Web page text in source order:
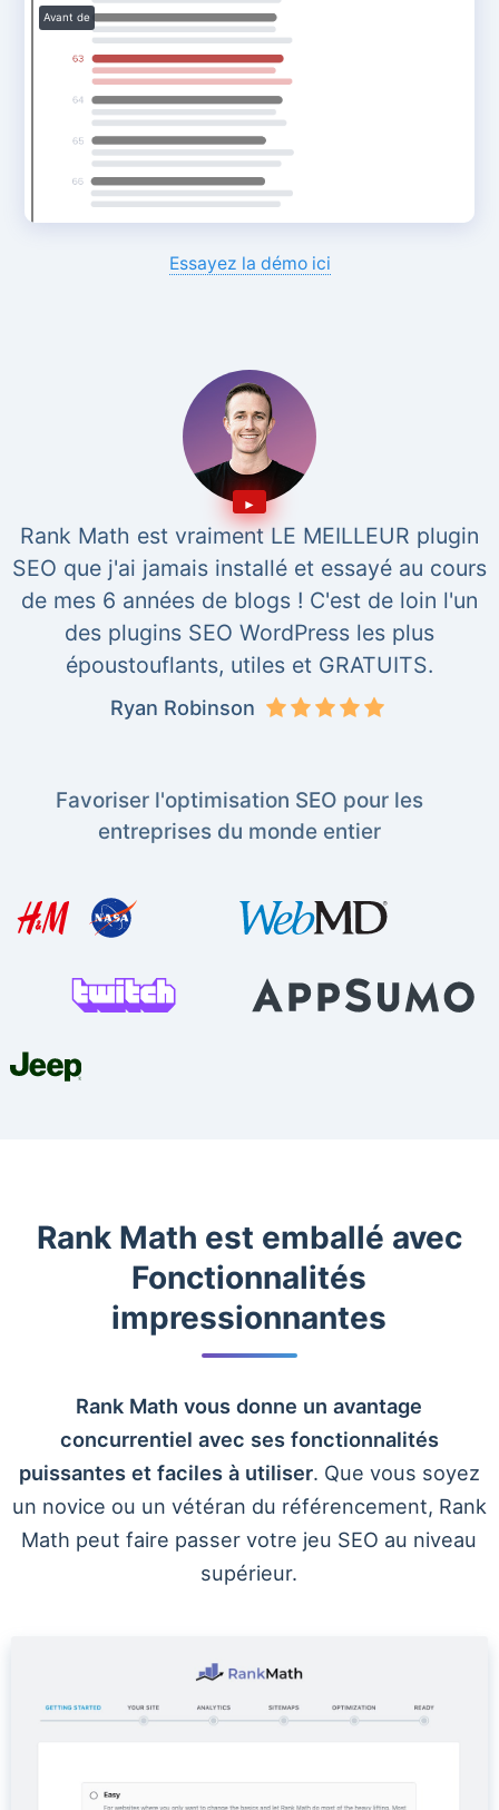
Avant de
Essayez la démo ici
Rank Math est vraiment LE MEILLEUR plugin
SEO que j'ai jamais installé et essayé au cours
de mes 6 années de blogs ! C'est de loin l'un
des plugins SEO WordPress les plus
époustouflants, utiles et GRATUITS.
Ryan Robinson
Favoriser l'optimisation SEO pour les
entreprises du monde entier
Rank Math est emballé avec
Fonctionnalités
impressionnantes
Rank Math vous donne un avantage
concurrentiel avec ses fonctionnalités
puissantes et faciles à utiliser. Que vous soyez
un novice ou un vétéran du référencement, Rank
Math peut faire passer votre jeu SEO au niveau
supérieur.